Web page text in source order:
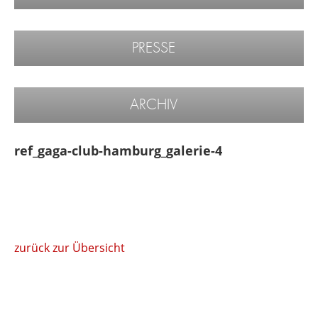
PRESSE
ARCHIV
ref_gaga-club-hamburg_galerie-4
zurück zur Übersicht